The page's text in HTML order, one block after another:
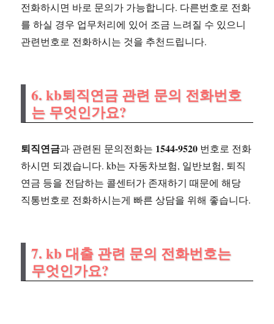
전화하시면 바로 문의가 가능합니다. 다른번호로 전화
를 하실 경우 업무처리에 있어 조금 느려질 수 있으니
관련번호로 전화하시는 것을 추천드립니다.
6. kb퇴직연금 관련 문의 전화번호
는 무엇인가요?
퇴직연금과 관련된 문의전화는 1544-9520 번호로 전화
하시면 되겠습니다. kb는 자동차보험, 일반보험, 퇴직
연금 등을 전담하는 콜센터가 존재하기 때문에 해당
직통번호로 전화하시는게 빠른 상담을 위해 좋습니다.
7. kb 대출 관련 문의 전화번호는
무엇인가요?